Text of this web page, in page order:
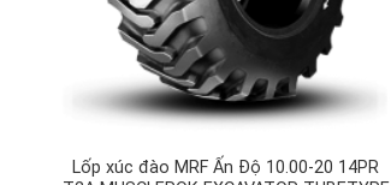
Lốp xúc đào MRF Ấn Độ 10.00-20 14PR